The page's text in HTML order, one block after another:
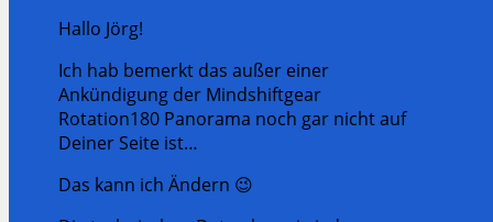
Hallo Jörg!
Ich hab bemerkt das außer einer
Ankündigung der Mindshiftgear
Rotation180 Panorama noch gar nicht auf
Deiner Seite ist…
Das kann ich Ändern 😉